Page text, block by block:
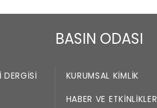
DERGISI
BASIN ODASI
KURUMSAL KIMLIK
HABER VE ETKINLIKLER